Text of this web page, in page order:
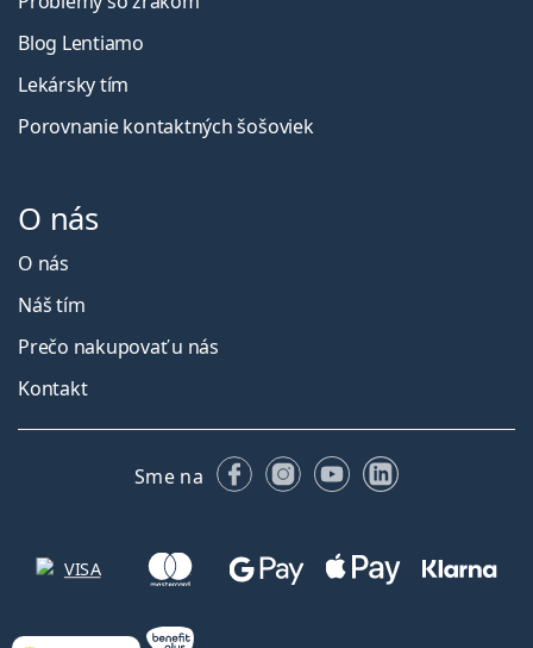
Blog Lentiamo
Lekársky tím
Porovnanie kontaktných šošoviek
O nás
O nás
Náš tím
Prečo nakupovať u nás
Kontakt
Sme na FacebookuInstagrame
YouTubeLinkedIn